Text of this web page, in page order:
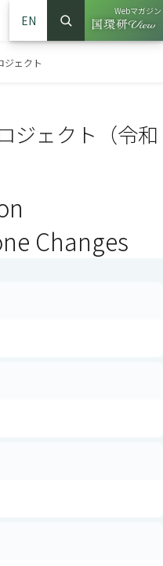
EN
サイト内検索
検索
Webマガジン
（別ウイ
ジェクト
ジェクト（令和
Changes